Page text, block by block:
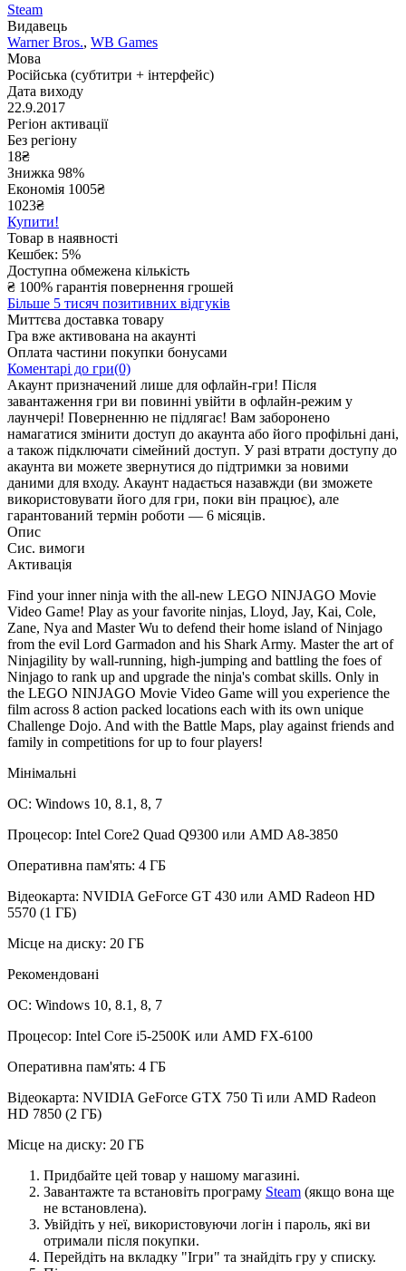
Steam
Видавець
Warner Bros., WB Games
Мова
Російська (субтитри + інтерфейс)
Дата виходу
22.9.2017
Регіон активації
Без регіону
18₴
Знижка 98%
Економія 1005₴
1023₴
Купити!
Товар в наявності
Кешбек: 5%
Доступна обмежена кількість
₴ 100% гарантія повернення грошей
Більше 5 тисяч позитивних відгуків
Миттєва доставка товару
Гра вже активована на акаунті
Оплата частини покупки бонусами
Коментарі до гри(0)
Акаунт призначений лише для офлайн-гри! Після
завантаження гри ви повинні увійти в офлайн-режим у
лаунчері! Поверненню не підлягає! Вам заборонено
намагатися змінити доступ до акаунта або його профільні дані,
а також підключати сімейний доступ. У разі втрати доступу до
акаунта ви можете звернутися до підтримки за новими
даними для входу. Акаунт надається назавжди (ви зможете
використовувати його для гри, поки він працює), але
гарантований термін роботи — 6 місяців.
Опис
Сис. вимоги
Активація
Find your inner ninja with the all-new LEGO NINJAGO Movie
Video Game! Play as your favorite ninjas, Lloyd, Jay, Kai, Cole,
Zane, Nya and Master Wu to defend their home island of Ninjago
from the evil Lord Garmadon and his Shark Army. Master the art of
Ninjagility by wall-running, high-jumping and battling the foes of
Ninjago to rank up and upgrade the ninja's combat skills. Only in
the LEGO NINJAGO Movie Video Game will you experience the
film across 8 action packed locations each with its own unique
Challenge Dojo. And with the Battle Maps, play against friends and
family in competitions for up to four players!
Мінімальні
ОС: Windows 10, 8.1, 8, 7
Процесор: Intel Core2 Quad Q9300 или AMD A8-3850
Оперативна пам'ять: 4 ГБ
Відеокарта: NVIDIA GeForce GT 430 или AMD Radeon HD
5570 (1 ГБ)
Місце на диску: 20 ГБ
Рекомендовані
ОС: Windows 10, 8.1, 8, 7
Процесор: Intel Core i5-2500K или AMD FX-6100
Оперативна пам'ять: 4 ГБ
Відеокарта: NVIDIA GeForce GTX 750 Ti или AMD Radeon
HD 7850 (2 ГБ)
Місце на диску: 20 ГБ
Придбайте цей товар у нашому магазині.
Завантажте та встановіть програму Steam (якщо вона ще
не встановлена).
Увійдіть у неї, використовуючи логін і пароль, які ви
отримали після покупки.
Перейдіть на вкладку "Ігри" та знайдіть гру у списку.